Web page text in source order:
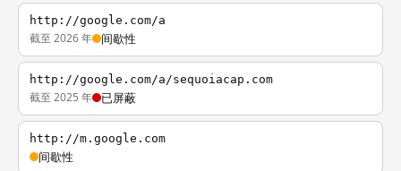
http://google.com/a
截至 2026 年 间歇性
http://google.com/a/sequoiacap.com
截至 2025 年 已屏蔽
http://m.google.com
间歇性